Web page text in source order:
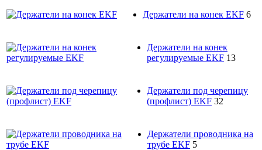
Держатели на конек EKF 6
Держатели на конек
регулируемые EKF 13
Держатели под черепицу
(профлист) EKF 32
Держатели проводника на
трубе EKF 5